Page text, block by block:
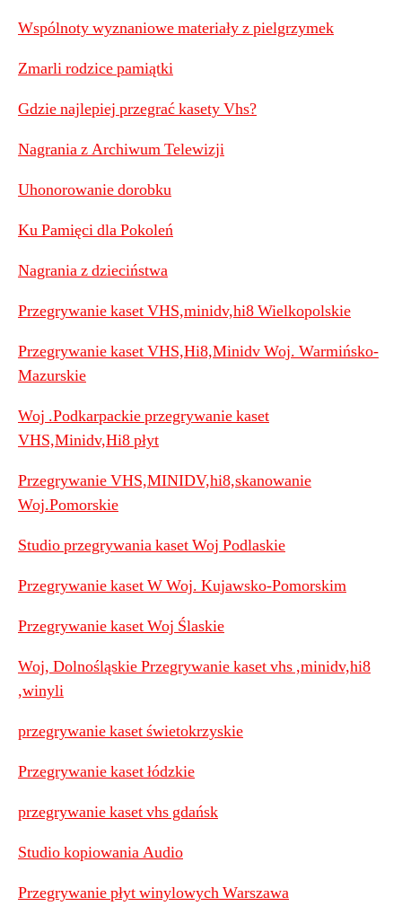
Wspólnoty wyznaniowe materiały z pielgrzymek
Zmarli rodzice pamiątki
Gdzie najlepiej przegrać kasety Vhs?
Nagrania z Archiwum Telewizji
Uhonorowanie dorobku
Ku Pamięci dla Pokoleń
Nagrania z dzieciństwa
Przegrywanie kaset VHS,minidv,hi8 Wielkopolskie
Przegrywanie kaset VHS,Hi8,Minidv Woj. Warmińsko-
Mazurskie
Woj .Podkarpackie przegrywanie kaset
VHS,Minidv,Hi8 płyt
Przegrywanie VHS,MINIDV,hi8,skanowanie
Woj.Pomorskie
Studio przegrywania kaset Woj Podlaskie
Przegrywanie kaset W Woj. Kujawsko-Pomorskim
Przegrywanie kaset Woj Ślaskie
Woj, Dolnośląskie Przegrywanie kaset vhs ,minidv,hi8
,winyli
przegrywanie kaset świetokrzyskie
Przegrywanie kaset łódzkie
przegrywanie kaset vhs gdańsk
Studio kopiowania Audio
Przegrywanie płyt winylowych Warszawa